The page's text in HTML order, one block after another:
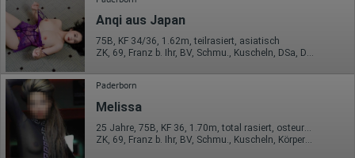
Domain-Name
Eindeutige Benutzerkennung
Antworten auf Umfragen
Ort der Verarbeitung:
Europäische Union
Rechtliche Grundlage der Verarbeitung
Art. 6 Abs. 1 S. 1 lit. a DSGVO
Anqi aus Japan
75B, KF 34/36, 1.62m, teilrasiert, asiatisch
ZK, 69, Franz b. Ihr, BV, Schmu., Kuscheln, DSa, DSp
Paderborn
Melissa